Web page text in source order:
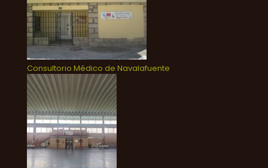
Consultorio Médico de Navalafuente